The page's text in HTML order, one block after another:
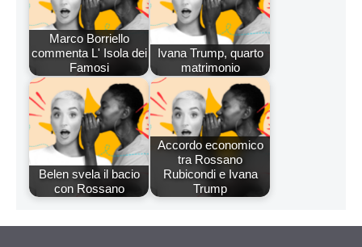
Marco Borriello
commenta L' Isola dei
Famosi
Ivana Trump, quarto
matrimonio
Belen svela il bacio
con Rossano
Accordo economico
tra Rossano
Rubicondi e Ivana
Trump